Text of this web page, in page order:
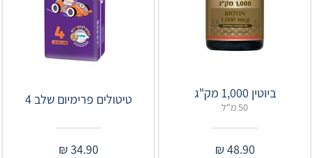
ביוטין 1,000 מק"ג
50 מ"ל
48.90
₪
טיטולים פרימיום שלב 4
34.90
₪